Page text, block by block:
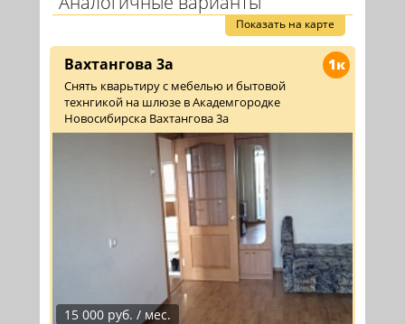
Показать на карте
1к
Вахтангова 3а
Снять кварьтиру с мебелью и бытовой
технгикой на шлюзе в Академгородке
Новосибирска Вахтангова 3а
15 000 руб. / мес.